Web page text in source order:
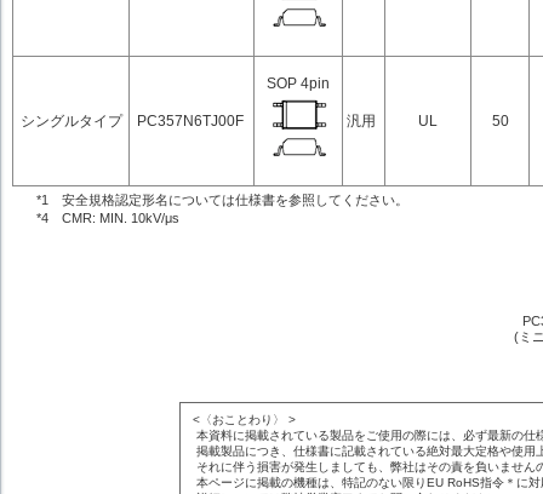
シングルタイプ PC357N6TJ00F
SOP 4pin
汎用 UL 50
*1 安全規格認定形名については仕様書を参照してください。
*4 CMR: MIN. 10kV/μs
(ミ
<〈おことわり〉 >
本資料に掲載されている製品をご使用の際には、必ず最新の
掲載製品につき、仕様書に記載されている絶対最大定格や使
それに伴う損害が発生しましても、弊社はその責を負いません
本ページに掲載の機種は、特記のない限りEU RoHS指令＊に